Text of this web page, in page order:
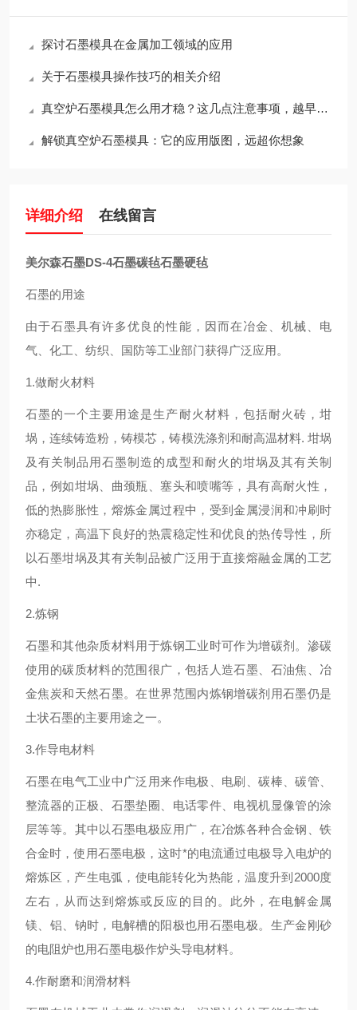
探讨石墨模具在金属加工领域的应用
关于石墨模具操作技巧的相关介绍
真空炉石墨模具怎么用才稳？这几点注意事项，越早知道越省心
解锁真空炉石墨模具：它的应用版图，远超你想象
详细介绍 在线留言
美尔森石墨DS-4石墨碳毡石墨硬毡
石墨的用途
由于石墨具有许多优良的性能，因而在冶金、机械、电
气、化工、纺织、国防等工业部门获得广泛应用。
1.做耐火材料
石墨的一个主要用途是生产耐火材料，包括耐火砖，坩
埚，连续铸造粉，铸模芯，铸模洗涤剂和耐高温材料. 坩埚
及有关制品用石墨制造的成型和耐火的坩埚及其有关制
品，例如坩埚、曲颈瓶、塞头和喷嘴等，具有高耐火性，
低的热膨胀性，熔炼金属过程中，受到金属浸润和冲刷时
亦稳定，高温下良好的热震稳定性和优良的热传导性，所
以石墨坩埚及其有关制品被广泛用于直接熔融金属的工艺
中.
2.炼钢
石墨和其他杂质材料用于炼钢工业时可作为增碳剂。渗碳
使用的碳质材料的范围很广，包括人造石墨、石油焦、冶
金焦炭和天然石墨。在世界范围内炼钢增碳剂用石墨仍是
土状石墨的主要用途之一。
3.作导电材料
石墨在电气工业中广泛用来作电极、电刷、碳棒、碳管、
整流器的正极、石墨垫圈、电话零件、电视机显像管的涂
层等等。其中以石墨电极应用广，在冶炼各种合金钢、铁
合金时，使用石墨电极，这时*的电流通过电极导入电炉的
熔炼区，产生电弧，使电能转化为热能，温度升到2000度
左右，从而达到熔炼或反应的目的。此外，在电解金属
镁、铝、钠时，电解槽的阳极也用石墨电极。生产金刚砂
的电阻炉也用石墨电极作炉头导电材料。
4.作耐磨和润滑材料